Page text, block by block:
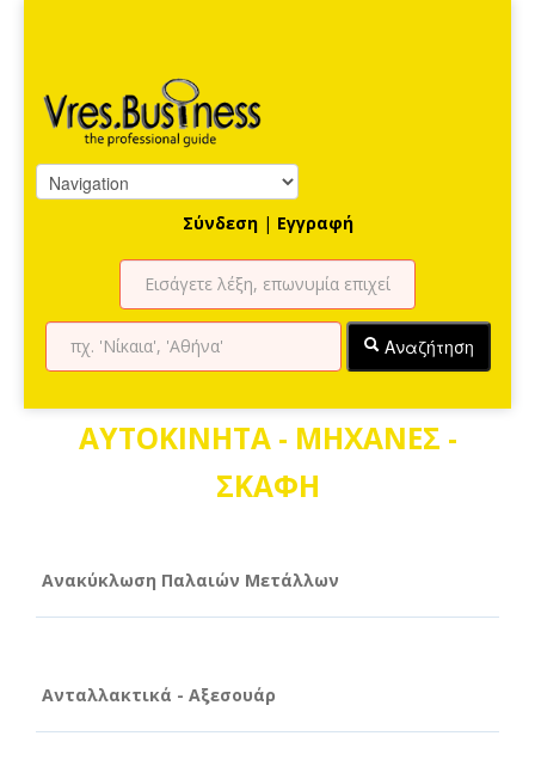
Σύνδεση | Εγγραφή
Αναζήτηση
ΑΥΤΟΚΙΝΗΤΑ - ΜΗΧΑΝΕΣ -
ΣΚΑΦΗ
Ανακύκλωση Παλαιών Μετάλλων
Ανταλλακτικά - Αξεσουάρ